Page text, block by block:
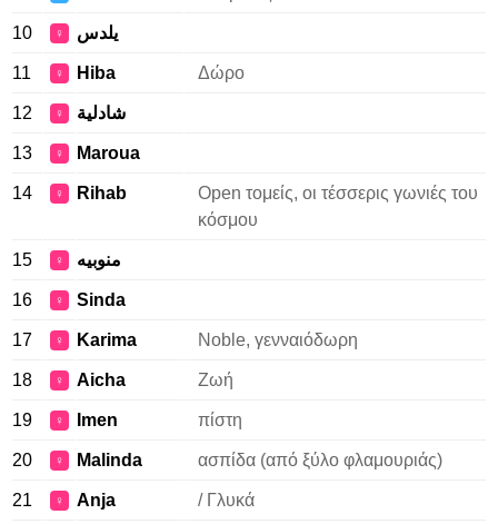
10 ♀ يلدس
11 ♀ Hiba Δώρο
12 ♀ شادلية
13 ♀ Maroua
14 ♀ Rihab
Open τομείς, οι τέσσερις γωνιές του
κόσμου
15 ♀ منوبيه
16 ♀ Sinda
17 ♀ Karima Noble, γενναιόδωρη
18 ♀ Aicha Ζωή
19 ♀ Imen πίστη
20 ♀ Malinda ασπίδα (από ξύλο φλαμουριάς)
21 ♀ Anja / Γλυκά